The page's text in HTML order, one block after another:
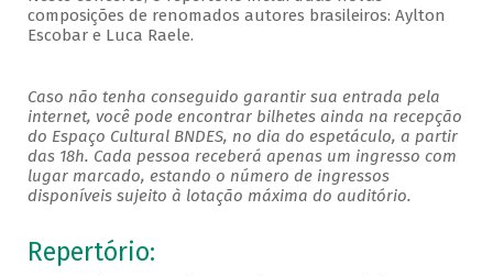
composições de renomados autores brasileiros: Aylton
Escobar e Luca Raele.
Caso não tenha conseguido garantir sua entrada pela
internet, você pode encontrar bilhetes ainda na recepção
do Espaço Cultural BNDES, no dia do espetáculo, a partir
das 18h. Cada pessoa receberá apenas um ingresso com
lugar marcado, estando o número de ingressos
disponíveis sujeito à lotação máxima do auditório.
Repertório: